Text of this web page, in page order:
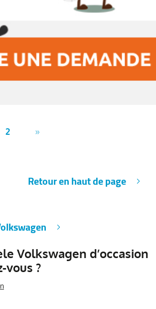
2 »
Retour en haut de page
Volkswagen d’occasion
vous ?